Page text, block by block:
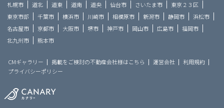
札幌市 道北 道東 道南 道央 仙台市 さいたま市
東京２３区
東京市部
千葉市 横浜市 川崎市 相模原市 新潟市 静岡市
浜松市
名古屋市
京都市 大阪市 堺市 神戸市 岡山市 広島市
福岡市
北九州市
熊本市
CMギャラリー 掲載をご検討の不動産会社様はこちら 運営会社
利用規約
プライバシーポリシー